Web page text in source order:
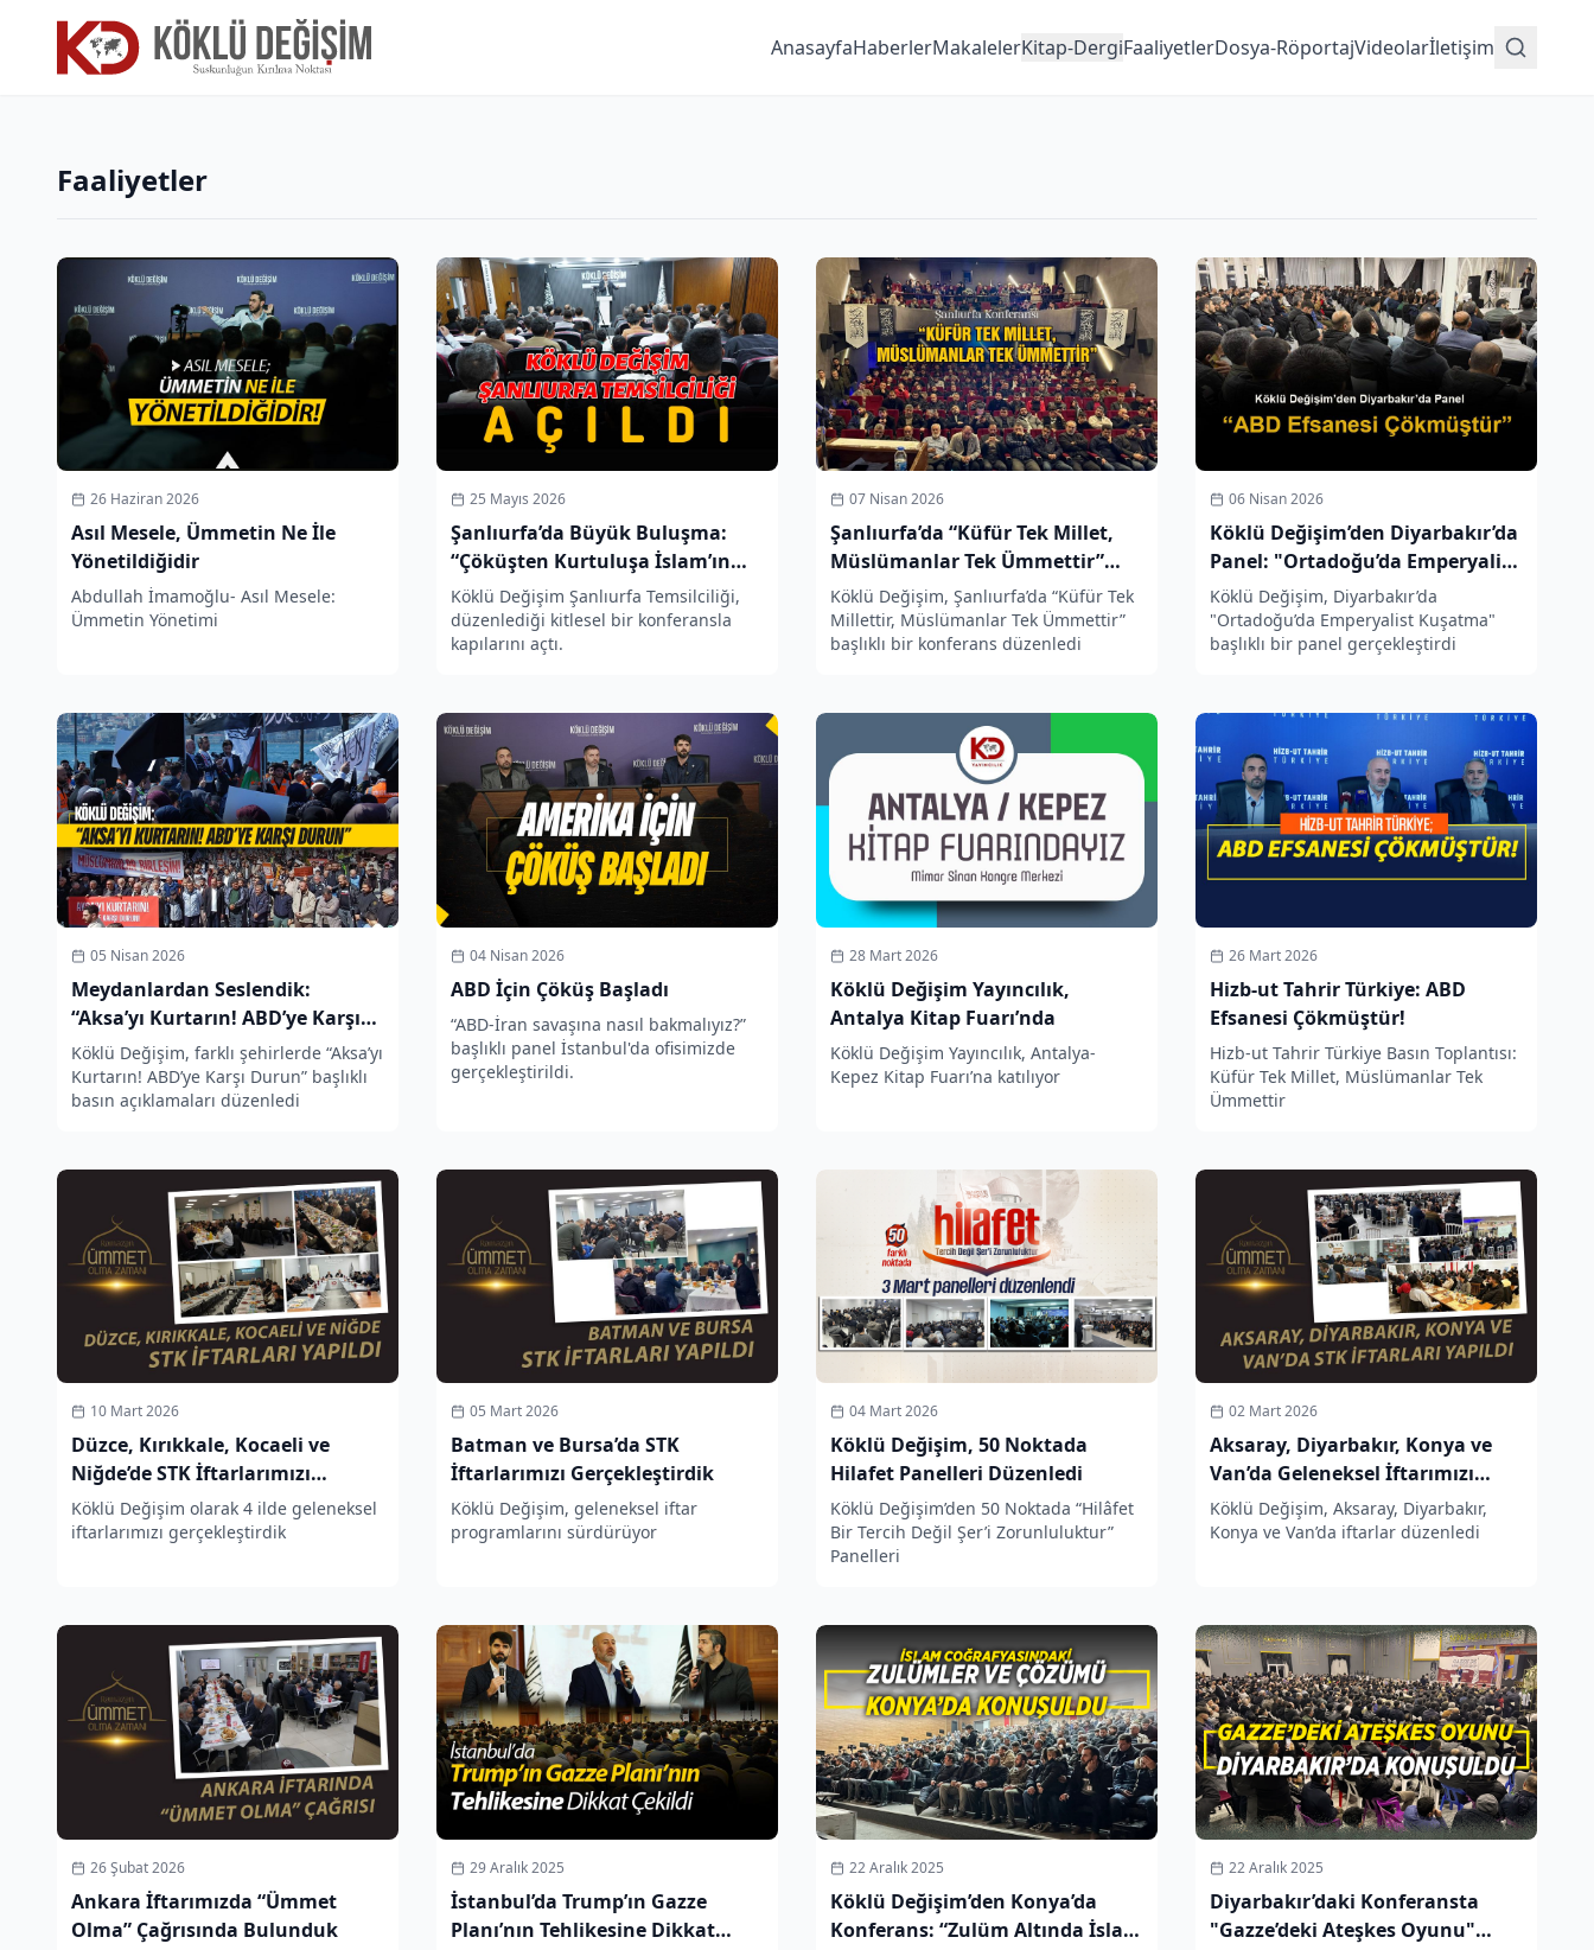
AnasayfaHaberlerMakalelerKitap-DergiFaaliyetlerDosya-RöportajVideolarİletişim
Faaliyetler
26 Haziran 2026
Asıl Mesele, Ümmetin Ne İle
Yönetildiğidir
Abdullah İmamoğlu- Asıl Mesele:
Ümmetin Yönetimi
25 Mayıs 2026
Şanlıurfa’da Büyük Buluşma:
“Çöküşten Kurtuluşa İslam’ın
Çağrısı”
Köklü Değişim Şanlıurfa Temsilciliği,
düzenlediği kitlesel bir konferansla
kapılarını açtı.
07 Nisan 2026
Şanlıurfa’da “Küfür Tek Millet,
Müslümanlar Tek Ümmettir”
Konferansı Düzenlendi
Köklü Değişim, Şanlıurfa’da “Küfür Tek
Millettir, Müslümanlar Tek Ümmettir”
başlıklı bir konferans düzenledi
06 Nisan 2026
Köklü Değişim’den Diyarbakır’da
Panel: "Ortadoğu’da Emperyalist
Kuşatma"
Köklü Değişim, Diyarbakır’da
"Ortadoğu’da Emperyalist Kuşatma"
başlıklı bir panel gerçekleştirdi
05 Nisan 2026
Meydanlardan Seslendik:
“Aksa’yı Kurtarın! ABD’ye Karşı
Durun”
Köklü Değişim, farklı şehirlerde “Aksa’yı
Kurtarın! ABD’ye Karşı Durun” başlıklı
basın açıklamaları düzenledi
04 Nisan 2026
ABD İçin Çöküş Başladı
“ABD-İran savaşına nasıl bakmalıyız?”
başlıklı panel İstanbul'da ofisimizde
gerçekleştirildi.
28 Mart 2026
Köklü Değişim Yayıncılık,
Antalya Kitap Fuarı’nda
Köklü Değişim Yayıncılık, Antalya-
Kepez Kitap Fuarı’na katılıyor
26 Mart 2026
Hizb-ut Tahrir Türkiye: ABD
Efsanesi Çökmüştür!
Hizb-ut Tahrir Türkiye Basın Toplantısı:
Küfür Tek Millet, Müslümanlar Tek
Ümmettir
10 Mart 2026
Düzce, Kırıkkale, Kocaeli ve
Niğde’de STK İftarlarımızı
Gerçekleştirdik
Köklü Değişim olarak 4 ilde geleneksel
iftarlarımızı gerçekleştirdik
05 Mart 2026
Batman ve Bursa’da STK
İftarlarımızı Gerçekleştirdik
Köklü Değişim, geleneksel iftar
programlarını sürdürüyor
04 Mart 2026
Köklü Değişim, 50 Noktada
Hilafet Panelleri Düzenledi
Köklü Değişim’den 50 Noktada “Hilâfet
Bir Tercih Değil Şer’i Zorunluluktur”
Panelleri
02 Mart 2026
Aksaray, Diyarbakır, Konya ve
Van’da Geleneksel İftarımızı
Gerçekleştirdik
Köklü Değişim, Aksaray, Diyarbakır,
Konya ve Van’da iftarlar düzenledi
26 Şubat 2026
Ankara İftarımızda “Ümmet
Olma” Çağrısında Bulunduk
29 Aralık 2025
İstanbul’da Trump’ın Gazze
Planı’nın Tehlikesine Dikkat
22 Aralık 2025
Köklü Değişim’den Konya’da
Konferans: “Zulüm Altında İslam
22 Aralık 2025
Diyarbakır’daki Konferansta
"Gazze’deki Ateşkes Oyunu"